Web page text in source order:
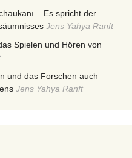
– Es spricht der
Jens Yahya Ranft
Spielen und Hören von
und das Forschen auch
Jens Yahya Ranft